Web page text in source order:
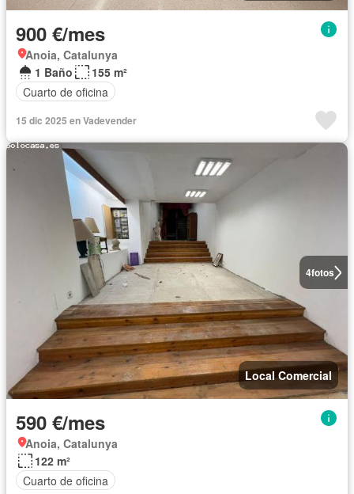
900 €/mes
Anoia, Catalunya
1 Baño
155 m²
Cuarto de oficina
15 dic 2025 en Vadevender
4fotos
Local Comercial
590 €/mes
Anoia, Catalunya
122 m²
Cuarto de oficina